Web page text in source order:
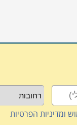
ומדיניות הפרטיות